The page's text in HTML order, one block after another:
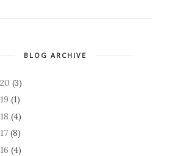
BLOG ARCHIVE
(3)
(1)
(4)
(8)
(4)